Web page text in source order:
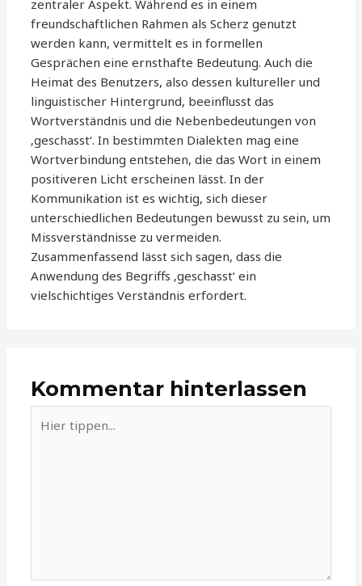
zentraler Aspekt. Während es in einem
freundschaftlichen Rahmen als Scherz genutzt
werden kann, vermittelt es in formellen
Gesprächen eine ernsthafte Bedeutung. Auch die
Heimat des Benutzers, also dessen kultureller und
linguistischer Hintergrund, beeinflusst das
Wortverständnis und die Nebenbedeutungen von
‚geschasst‘. In bestimmten Dialekten mag eine
Wortverbindung entstehen, die das Wort in einem
positiveren Licht erscheinen lässt. In der
Kommunikation ist es wichtig, sich dieser
unterschiedlichen Bedeutungen bewusst zu sein, um
Missverständnisse zu vermeiden.
Zusammenfassend lässt sich sagen, dass die
Anwendung des Begriffs ‚geschasst‘ ein
vielschichtiges Verständnis erfordert.
Kommentar hinterlassen
tippen...